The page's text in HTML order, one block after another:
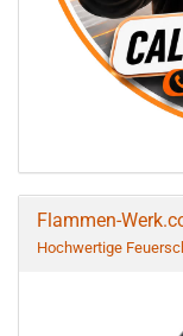
Flammen-
Hochwertige